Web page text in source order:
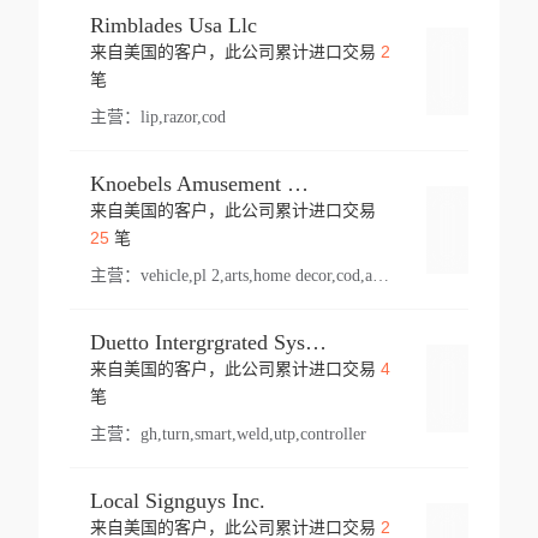
Rimblades Usa Llc
来自美国的客户，此公司累计进口交易 2
笔
主营： lip,razor,cod
Knoebels Amusement Resort
来自美国的客户，此公司累计进口交易
25笔
主营： vehicle,pl 2,arts,home decor,cod,amusement ride,sea
Duetto Intergrgrated Systems Inc.
来自美国的客户，此公司累计进口交易 4
笔
主营： gh,turn,smart,weld,utp,controller
Local Signguys Inc.
来自美国的客户，此公司累计进口交易 2